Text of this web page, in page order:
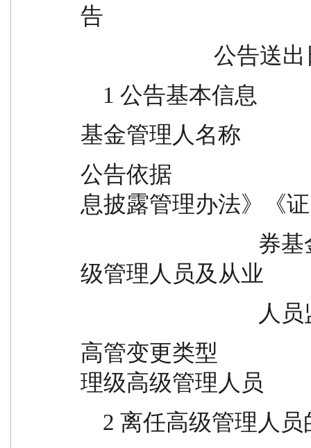
告
    1 公告基本信息
基金管理人名称
公告依据
息披露管理办法》《证
级管理人员及从业
高管变更类型
理级高级管理人员
2 离任高级管理人